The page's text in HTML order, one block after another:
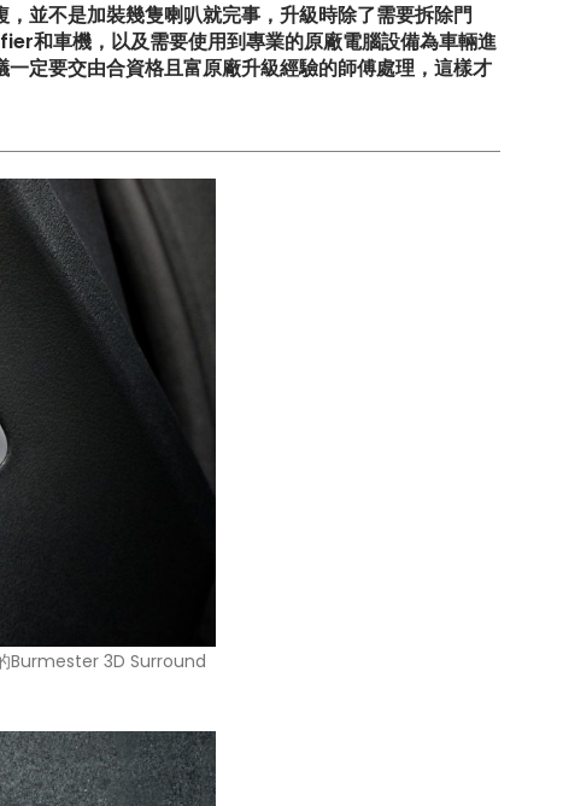
並不是加裝幾隻喇叭就完事，升級時除了需要拆除門
和車機，以及需要使用到專業的原廠電腦設備為車輛進
定要交由合資格且富原廠升級經驗的師傅處理，這樣才
Burmester 3D Surround
升
【比原裝M3更像一部M3?! ADRO最
新V2包圍】
排氣升級】
【LARTE-Design: 打造出終極版本的
BMW XM】